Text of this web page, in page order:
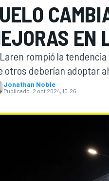
E
EN
rompió la
otros deberían adoptar
Jonathan Noble
Publicado: 2 oct 2024, 10:26